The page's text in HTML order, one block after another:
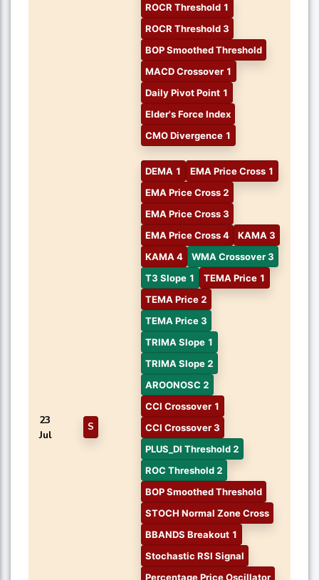
ROCR Threshold 1
ROCR Threshold 3
BOP Smoothed Threshold
MACD Crossover 1
Daily Pivot Point 1
Elder's Force Index
CMO Divergence 1
23
Jul
S
DEMA 1
EMA Price Cross 1
EMA Price Cross 2
EMA Price Cross 3
EMA Price Cross 4
KAMA 3
KAMA 4
WMA Crossover 3
T3 Slope 1
TEMA Price 1
TEMA Price 2
TEMA Price 3
TRIMA Slope 1
TRIMA Slope 2
AROONOSC 2
CCI Crossover 1
CCI Crossover 3
PLUS_DI Threshold 2
ROC Threshold 2
BOP Smoothed Threshold
STOCH Normal Zone Cross
BBANDS Breakout 1
Stochastic RSI Signal
Percentage Price Oscillator